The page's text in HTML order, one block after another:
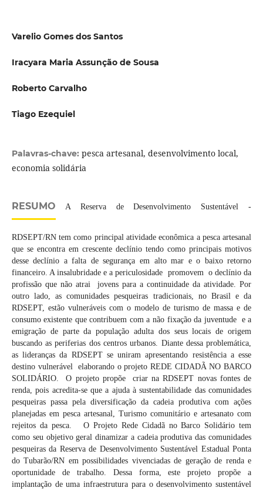
Varelio Gomes dos Santos
Iracyara Maria Assunção de Sousa
Roberto Carvalho
Tiago Ezequiel
Palavras-chave: pesca artesanal, desenvolvimento local,
economia solidária
RESUMO A Reserva de Desenvolvimento Sustentável -
RDSEPT/RN tem como principal atividade econômica a pesca artesanal
que se encontra em crescente declínio tendo como principais motivos
desse declínio a falta de segurança em alto mar e o baixo retorno
financeiro. A insalubridade e a periculosidade promovem o declínio da
profissão que não atrai jovens para a continuidade da atividade. Por
outro lado, as comunidades pesqueiras tradicionais, no Brasil e da
RDSEPT, estão vulneráveis com o modelo de turismo de massa e de
consumo existente que contribuem com a não fixação da juventude e a
emigração de parte da população adulta dos seus locais de origem
buscando as periferias dos centros urbanos. Diante dessa problemática,
as lideranças da RDSEPT se uniram apresentando resistência a esse
destino vulnerável elaborando o projeto REDE CIDADÃ NO BARCO
SOLIDÁRIO. O projeto propõe criar na RDSEPT novas fontes de
renda, pois acredita-se que a ajuda à sustentabilidade das comunidades
pesqueiras passa pela diversificação da cadeia produtiva com ações
planejadas em pesca artesanal, Turismo comunitário e artesanato com
rejeitos da pesca. O Projeto Rede Cidadã no Barco Solidário tem
como seu objetivo geral dinamizar a cadeia produtiva das comunidades
pesqueiras da Reserva de Desenvolvimento Sustentável Estadual Ponta
do Tubarão/RN em possibilidades vivenciadas de geração de renda e
oportunidade de trabalho. Dessa forma, este projeto propõe a
implantação de uma infraestrutura para o desenvolvimento sustentável